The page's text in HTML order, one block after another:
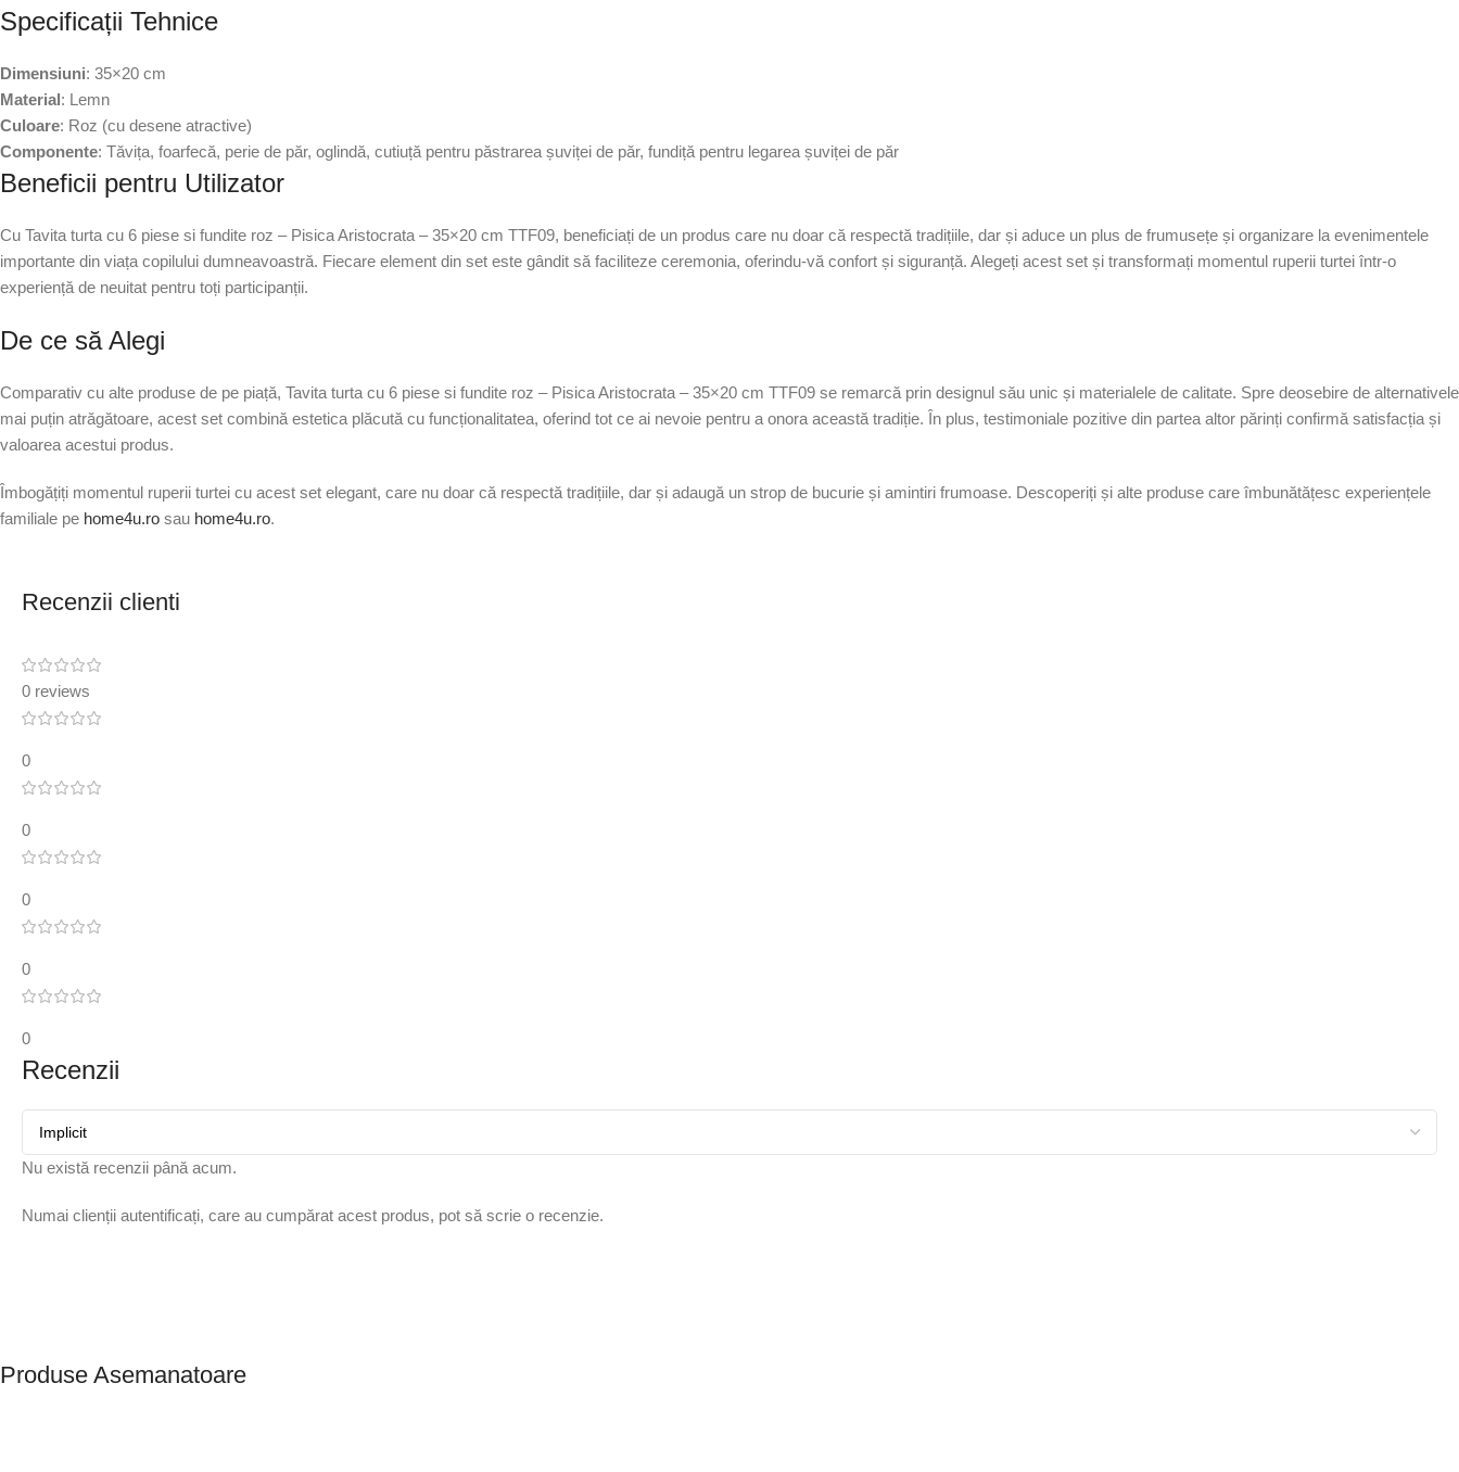
Specificații Tehnice
Dimensiuni: 35×20 cm
Material: Lemn
Culoare: Roz (cu desene atractive)
Componente: Tăvița, foarfecă, perie de păr, oglindă, cutiuță pentru păstrarea șuviței de păr, fundiță pentru legarea șuviței de păr
Beneficii pentru Utilizator
Cu Tavita turta cu 6 piese si fundite roz – Pisica Aristocrata – 35×20 cm TTF09, beneficiați de un produs care nu doar că respectă tradițiile, dar și aduce un plus de frumusețe și organizare la evenimentele
importante din viața copilului dumneavoastră. Fiecare element din set este gândit să faciliteze ceremonia, oferindu-vă confort și siguranță. Alegeți acest set și transformați momentul ruperii turtei într-o
experiență de neuitat pentru toți participanții.
De ce să Alegi
Comparativ cu alte produse de pe piață, Tavita turta cu 6 piese si fundite roz – Pisica Aristocrata – 35×20 cm TTF09 se remarcă prin designul său unic și materialele de calitate. Spre deosebire de alternativele
mai puțin atrăgătoare, acest set combină estetica plăcută cu funcționalitatea, oferind tot ce ai nevoie pentru a onora această tradiție. În plus, testimoniale pozitive din partea altor părinți confirmă satisfacția și
valoarea acestui produs.
Îmbogățiți momentul ruperii turtei cu acest set elegant, care nu doar că respectă tradițiile, dar și adaugă un strop de bucurie și amintiri frumoase. Descoperiți și alte produse care îmbunătățesc experiențele
familiale pe home4u.ro sau home4u.ro.
Recenzii clienti
0 reviews
0
0
0
0
0
Recenzii
Nu există recenzii până acum.
Numai clienții autentificați, care au cumpărat acest produs, pot să scrie o recenzie.
Produse Asemanatoare